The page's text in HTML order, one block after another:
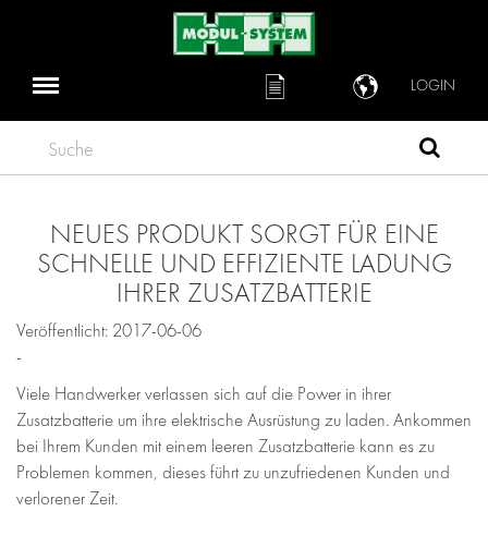
LOGIN
Suche
NEUES PRODUKT SORGT FÜR EINE
SCHNELLE UND EFFIZIENTE LADUNG
IHRER ZUSATZBATTERIE
Veröffentlicht: 2017-06-06
-
Viele Handwerker verlassen sich auf die Power in ihrer
Zusatzbatterie um ihre elektrische Ausrüstung zu laden. Ankommen
bei Ihrem Kunden mit einem leeren Zusatzbatterie kann es zu
Problemen kommen, dieses führt zu unzufriedenen Kunden und
verlorener Zeit.